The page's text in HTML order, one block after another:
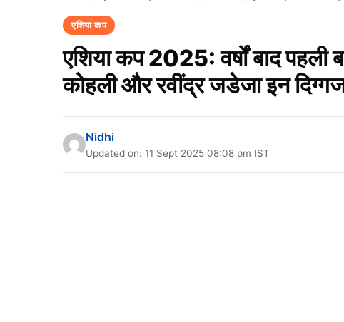
एशिया कप
एशिया कप 2025: वर्षों बाद पहली
कोहली और रवींद्र जडेजा इन
Nidhi
Updated on: 11 Sept 2025 08:08 pm IST